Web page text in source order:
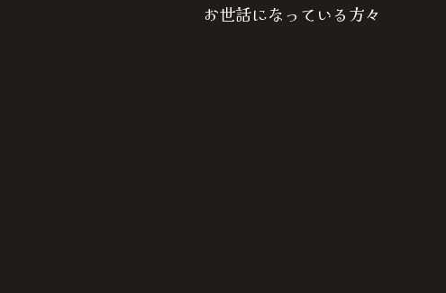
お世話になっている方々